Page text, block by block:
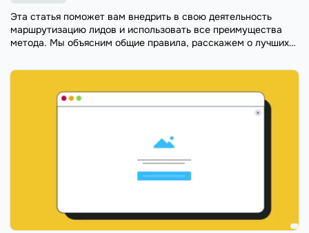
Эта статья поможет вам внедрить в свою деятельность
маршрутизацию лидов и использовать все преимущества
метода. Мы объясним общие правила, расскажем о лучших
назначения лидов простым и моментальным.